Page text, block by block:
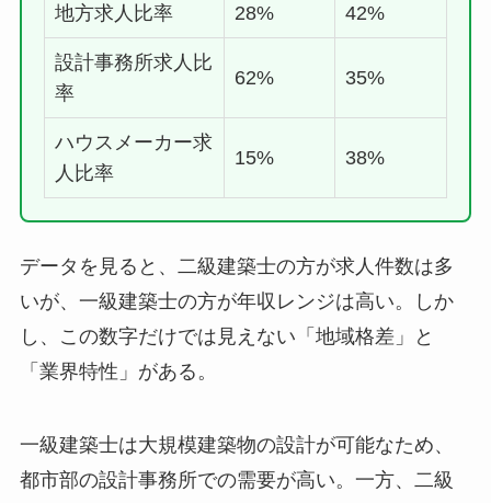
地方求人比率 28% 42%
設計事務所求人比
率
62% 35%
ハウスメーカー求
人比率
15% 38%
データを見ると、二級建築士の方が求人件数は多
いが、一級建築士の方が年収レンジは高い。しか
し、この数字だけでは見えない「地域格差」と
「業界特性」がある。
一級建築士は大規模建築物の設計が可能なため、
都市部の設計事務所での需要が高い。一方、二級